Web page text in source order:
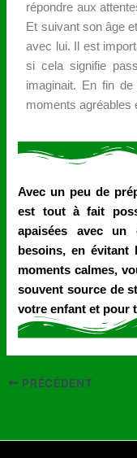
répondre aux
Et suivant son âge
avec lui. Il est
si cela signifie
imaginait. En fin
moments agréables
Avec un peu de
est tout à fait
apaisées avec un
besoins, en évitant
moments calmes,
souvent source de
votre enfant et pour
PRÉCÉDENT